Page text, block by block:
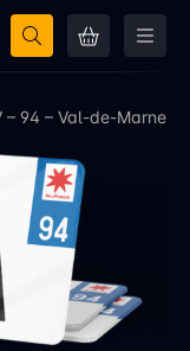
– 94 – Val-de-Marne